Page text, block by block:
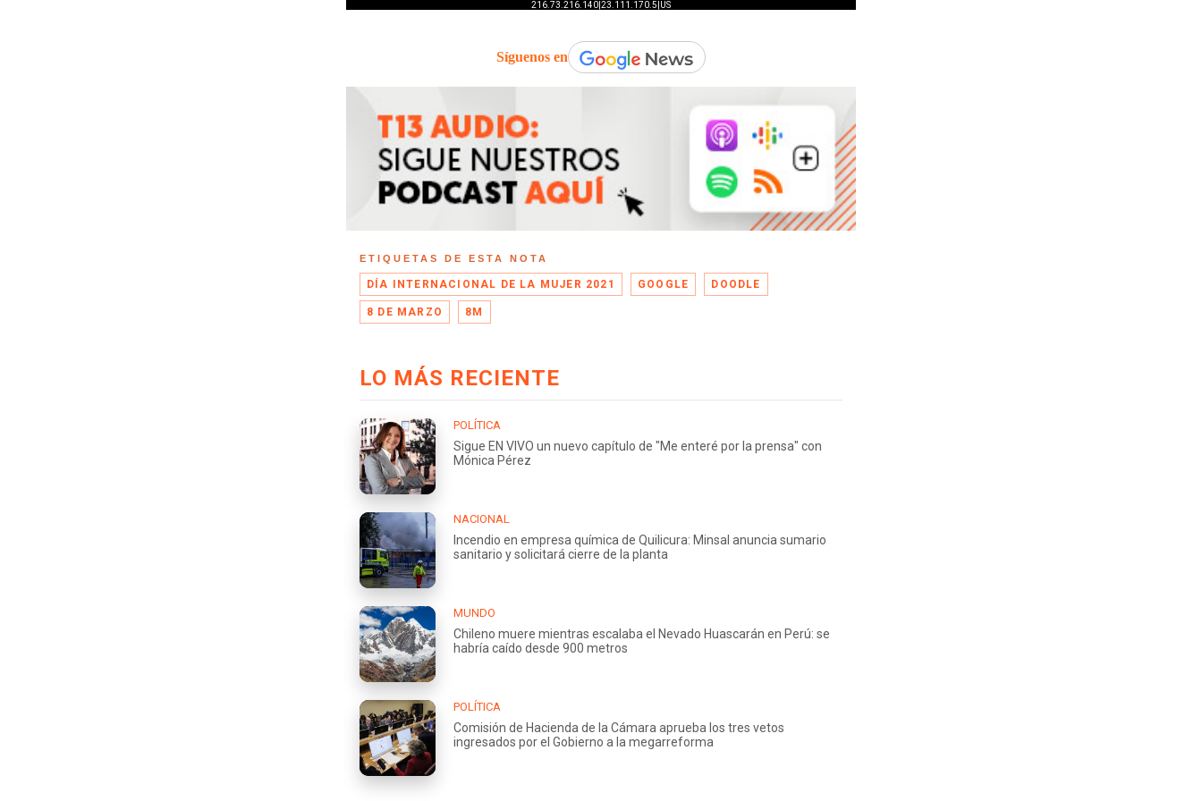
Síguenos en
ETIQUETAS DE ESTA NOTA
DÍA INTERNACIONAL DE LA MUJER 2021 GOOGLE DOODLE
8 DE MARZO 8M
LO MÁS RECIENTE
POLÍTICA
Sigue EN VIVO un nuevo capítulo de "Me enteré por la prensa" con
Mónica Pérez
NACIONAL
Incendio en empresa química de Quilicura: Minsal anuncia sumario
sanitario y solicitará cierre de la planta
MUNDO
Chileno muere mientras escalaba el Nevado Huascarán en Perú: se
habría caído desde 900 metros
POLÍTICA
Comisión de Hacienda de la Cámara aprueba los tres vetos
ingresados por el Gobierno a la megarreforma